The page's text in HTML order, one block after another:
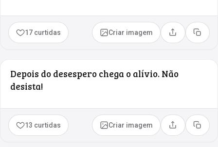
17 curtidas Criar imagem Compartilhar
Copiar
Depois do desespero chega o alívio. Não
desista!
13 curtidas Criar imagem Compartilhar
Copiar